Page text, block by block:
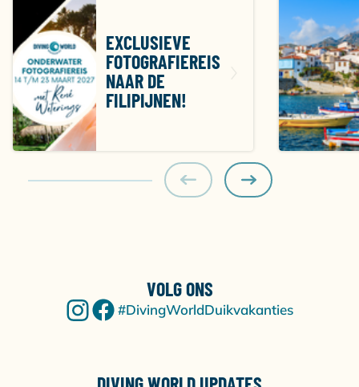
EXCLUSIEVE
FOTOGRAFIEREIS
NAAR DE
FILIPIJNEN!
VOLG ONS
#DivingWorldDuikvakanties